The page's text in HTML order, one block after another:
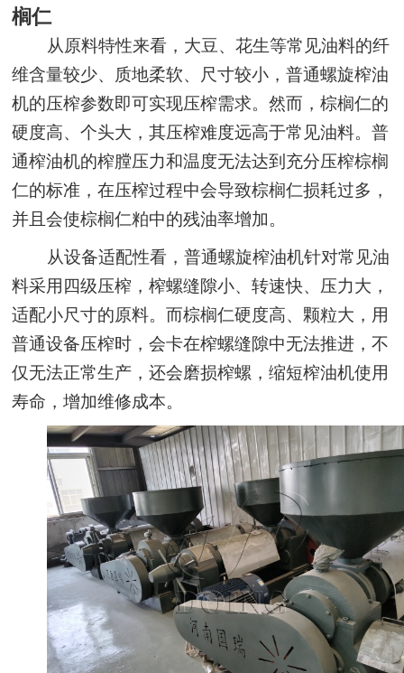
榈仁
从原料特性来看，大豆、花生等常见油料的纤
维含量较少、质地柔软、尺寸较小，普通螺旋榨油
机的压榨参数即可实现压榨需求。然而，棕榈仁的
硬度高、个头大，其压榨难度远高于常见油料。普
通榨油机的榨膛压力和温度无法达到充分压榨棕榈
仁的标准，在压榨过程中会导致棕榈仁损耗过多，
并且会使棕榈仁粕中的残油率增加。
从设备适配性看，普通螺旋榨油机针对常见油
料采用四级压榨，榨螺缝隙小、转速快、压力大，
适配小尺寸的原料。而棕榈仁硬度高、颗粒大，用
普通设备压榨时，会卡在榨螺缝隙中无法推进，不
仅无法正常生产，还会磨损榨螺，缩短榨油机使用
寿命，增加维修成本。